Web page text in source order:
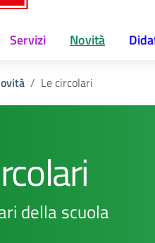
Servizi Novità
Le circolari
della scuola